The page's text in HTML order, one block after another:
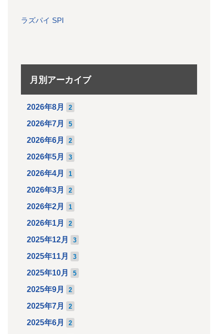
ラズパイ SPI
月別アーカイブ
2026年8月 2
2026年7月 5
2026年6月 2
2026年5月 3
2026年4月 1
2026年3月 2
2026年2月 1
2026年1月 2
2025年12月 3
2025年11月 3
2025年10月 5
2025年9月 2
2025年7月 2
2025年6月 2